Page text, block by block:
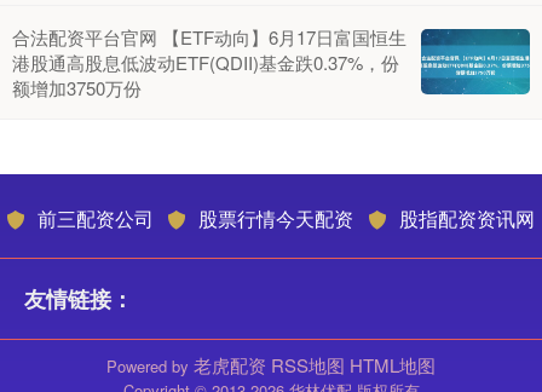
合法配资平台官网 【ETF动向】6月17日富国恒生
港股通高股息低波动ETF(QDII)基金跌0.37%，份
额增加3750万份
前三配资公司 股票行情今天配资 股指配资资讯网
友情链接：
Powered by 老虎配资 RSS地图 HTML地图